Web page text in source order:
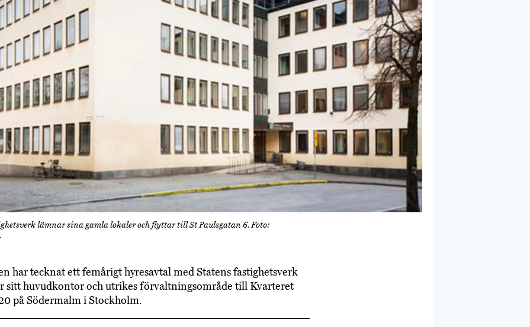
lämnar sina gamla lokaler och flyttar till St Paulsgatan 6. Foto:
har tecknat ett femårigt hyresavtal med Statens fastighetsverk
sitt huvudkontor och utrikes förvaltningsområde till Kvarteret
på Södermalm i Stockholm.